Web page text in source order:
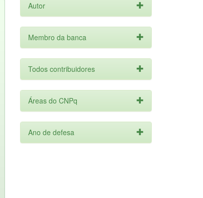
Autor
Membro da banca
Todos contribuidores
Áreas do CNPq
Ano de defesa